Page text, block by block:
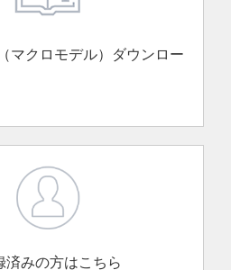
マクロモデル）ダウンロー
済みの方はこちら